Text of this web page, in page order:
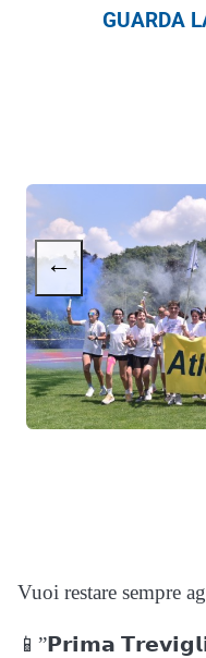
GUARDA
←
Vuoi restare sempre
📱”𝗣𝗿𝗶𝗺𝗮